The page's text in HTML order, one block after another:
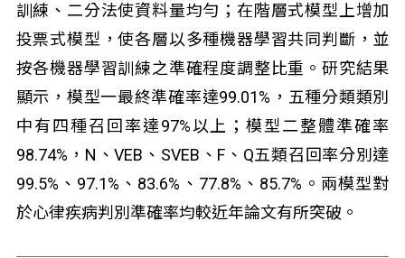
訓練、二分法使資料量均勻；在階層式模型上增加
投票式模型，使各層以多種機器學習共同判斷，並
按各機器學習訓練之準確程度調整比重。研究結果
顯示，模型一最終準確率達99.01%，五種分類類別
中有四種召回率達97%以上；模型二整體準確率
98.74%，N、VEB、SVEB、F、Q五類召回率分別達
99.5%、97.1%、83.6%、77.8%、85.7%。兩模型對
於心律疾病判別準確率均較近年論文有所突破。